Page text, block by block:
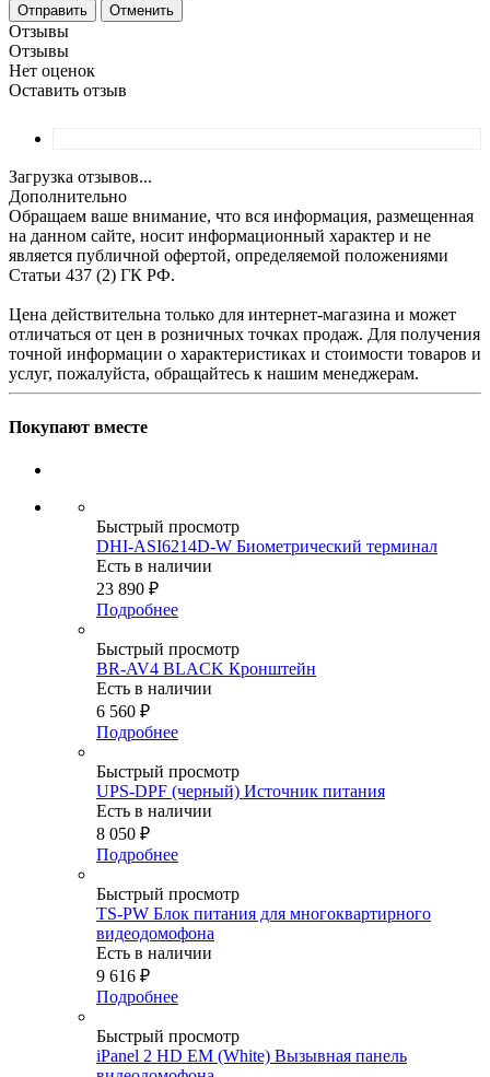
Отменить
Отзывы
Отзывы
Нет оценок
Оставить отзыв
Загрузка отзывов...
Дополнительно
Обращаем ваше внимание, что вся информация, размещенная
на данном сайте, носит информационный характер и не
является публичной офертой, определяемой положениями
Статьи 437 (2) ГК РФ.
Цена действительна только для интернет-магазина и может
отличаться от цен в розничных точках продаж. Для получения
точной информации о характеристиках и стоимости товаров и
услуг, пожалуйста, обращайтесь к нашим менеджерам.
Покупают вместе
Быстрый просмотр
DHI-ASI6214D-W Биометрический терминал
Есть в наличии
23 890 ₽
Подробнее
Быстрый просмотр
BR-AV4 BLACK Кронштейн
Есть в наличии
6 560 ₽
Подробнее
Быстрый просмотр
UPS-DPF (черный) Источник питания
Есть в наличии
8 050 ₽
Подробнее
Быстрый просмотр
TS-PW Блок питания для многоквартирного
видеодомофона
Есть в наличии
9 616 ₽
Подробнее
Быстрый просмотр
iPanel 2 HD EM (White) Вызывная панель